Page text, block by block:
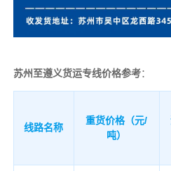
苏州至遵义货运专线价格参考：
线路名称
重货价格（元/
吨）